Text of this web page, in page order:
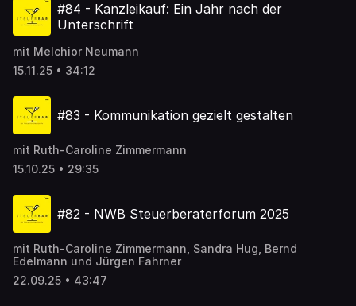
#84 - Kanzleikauf: Ein Jahr nach der
Unterschrift
mit Melchior Neumann
15.11.25 • 34:12
#83 - Kommunikation gezielt gestalten
mit Ruth-Caroline Zimmermann
15.10.25 • 29:35
#82 - NWB Steuerberaterforum 2025
mit Ruth-Caroline Zimmermann, Sandra Hug, Bernd
Edelmann und Jürgen Fahrner
22.09.25 • 43:47